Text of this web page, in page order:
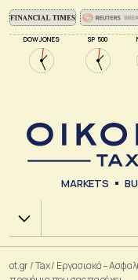
DOW JONES SP 500
MARKETS
Χ.Α.
ot.gr/Tax/ Εργασιακά –